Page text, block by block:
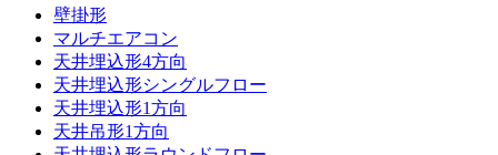
壁掛形
マルチエアコン
天井埋込形4方向
天井埋込形シングルフロー
天井埋込形1方向
天井吊形1方向